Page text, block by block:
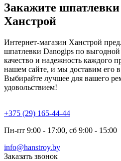
Закажите шпатлевки
Ханстрой
Интернет-магазин Ханстрой
шпатлевки Danogips по
качество и надежность каждого
нашем сайте, и мы доставим его
Выбирайте лучшее для вашего
удовольствием!
+375 (29) 165-44-44
Пн-пт 9:00 - 17:00, сб 9:00 - 15:00
info@hanstroy.by
Заказать звонок